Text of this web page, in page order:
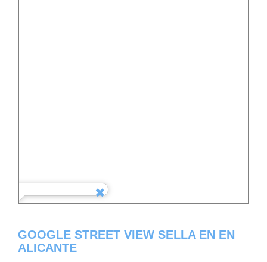
GOOGLE STREET VIEW SELLA EN EN
ALICANTE